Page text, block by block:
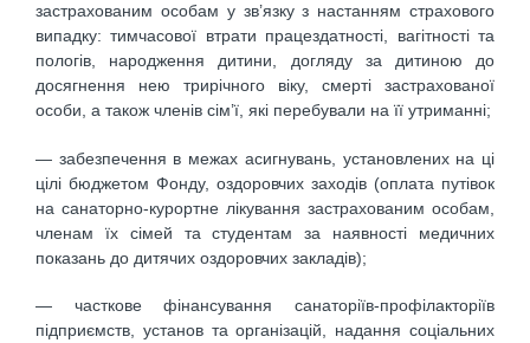
застрахованим особам у зв’язку з настанням страхового
випадку: тимчасової втрати працездатності, вагітності та
пологів, народження дитини, догляду за дитиною до
досягнення нею трирічного віку, смерті застрахованої
особи, а також членів сім’ї, які перебували на її утриманні;
— забезпечення в межах асигнувань, установлених на ці
цілі бюджетом Фонду, оздоровчих заходів (оплата путівок
на санаторно-курортне лікування застрахованим особам,
членам їх сімей та студентам за наявності медичних
показань до дитячих оздоровчих закладів);
— часткове фінансування санаторіїв-профілакторіїв
підприємств, установ та організацій, надання соціальних